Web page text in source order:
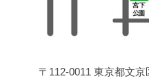
〒112-0011 東京都文